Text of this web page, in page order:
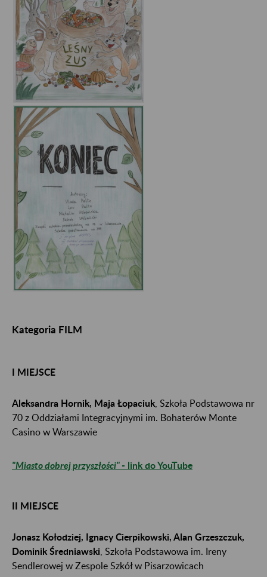
Kategoria FILM
I MIEJSCE
Aleksandra Hornik, Maja Łopaciuk , Szkoła Podstawowa nr
70 z Oddziałami Integracyjnymi im. Bohaterów Monte
Casino w Warszawie
"Miasto dobrej przyszłości" - link do YouTube
II MIEJSCE
Jonasz Kołodziej, Ignacy Cierpikowski, Alan Grzeszczuk,
Dominik Średniawski , Szkoła Podstawowa im. Ireny
Sendlerowej w Zespole Szkół w Pisarzowicach